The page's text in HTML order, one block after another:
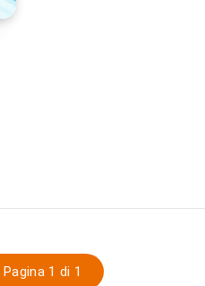
Pagina 1 di 1